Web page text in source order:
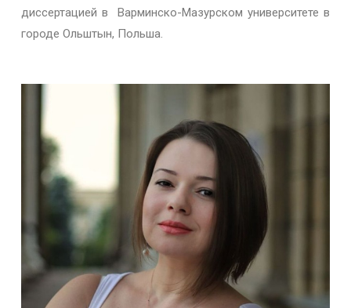
диссертацией в
Варминско-Мазурском университете в
городе Ольштын, Польша.